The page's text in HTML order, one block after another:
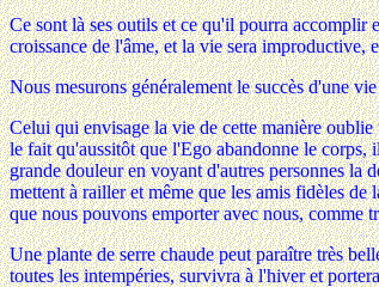
Ce sont là ses outils et ce qu'il pourra accomplir
croissance de l'âme, et la vie sera improductive,
Nous mesurons généralement le succès d'une
Celui qui envisage la vie de cette manière
le fait qu'aussitôt que l'Ego abandonne le corps,
grande douleur en voyant d'autres personnes la
mettent à railler et même que les amis fidèles de
que nous pouvons emporter avec nous, comme
Une plante de serre chaude peut paraître très
toutes les intempéries, survivra à l'hiver et